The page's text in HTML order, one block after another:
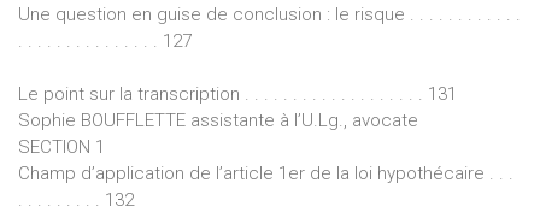
Une question en guise de conclusion : le risque . . . . . . . . . . . .
. . . . . . . . . . . . . . . 127
Le point sur la transcription . . . . . . . . . . . . . . . . . . . 131
Sophie BOUFFLETTE assistante à l’U.Lg., avocate
SECTION 1
Champ d’application de l’article 1er de la loi hypothécaire . . .
. . . . . . . . . 132